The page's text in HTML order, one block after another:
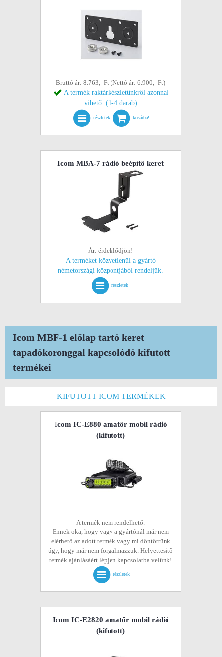
Bruttó ár: 8.763,- Ft (Nettó ár: 6.900,- Ft)
A termék raktárkészletünkről azonnal
vihető. (1-4 darab)
részletek kosárba!
Icom MBA-7 rádió beépítő keret
Ár: érdeklődjön!
A terméket közvetlenül a gyártó
németországi központjából rendeljük.
részletek
Icom MBF-1 előlap tartó keret
tapadókoronggal kapcsolódó kifutott
termékei
KIFUTOTT ICOM TERMÉKEK
Icom IC-E880 amatőr mobil rádió
(kifutott)
A termék nem rendelhető.
Ennek oka, hogy vagy a gyártónál már nem
elérhető az adott termék vagy mi döntöttünk
úgy, hogy már nem forgalmazzuk. Helyettesítő
termék ajánlásáért lépjen kapcsolatba velünk!
részletek
Icom IC-E2820 amatőr mobil rádió
(kifutott)